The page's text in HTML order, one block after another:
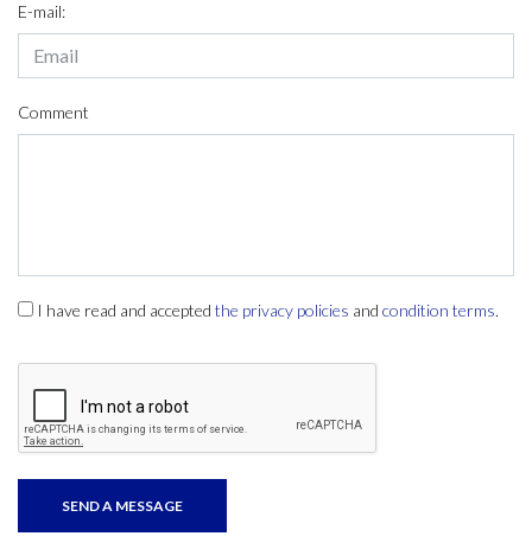
E-mail:
Comment
I have read and accepted the privacy policies and condition terms.